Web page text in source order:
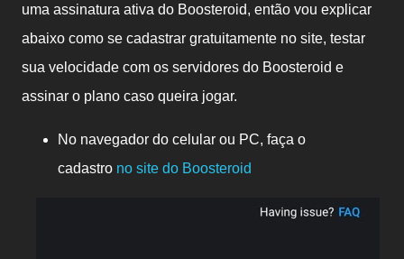
uma assinatura ativa do Boosteroid, então vou explicar
abaixo como se cadastrar gratuitamente no site, testar
sua velocidade com os servidores do Boosteroid e
assinar o plano caso queira jogar.
No navegador do celular ou PC, faça o
cadastro no site do Boosteroid